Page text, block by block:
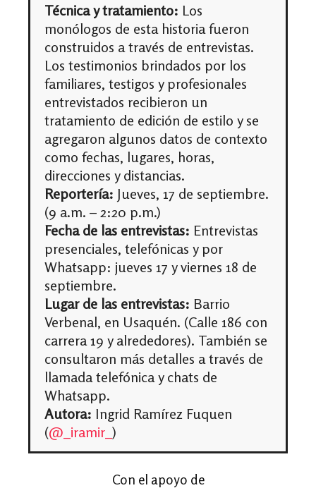
Técnica y tratamiento: Los
monólogos de esta historia fueron
construidos a través de entrevistas.
Los testimonios brindados por los
familiares, testigos y profesionales
entrevistados recibieron un
tratamiento de edición de estilo y se
agregaron algunos datos de contexto
como fechas, lugares, horas,
direcciones y distancias.
Reportería: Jueves, 17 de septiembre.
(9 a.m. – 2:20 p.m.)
Fecha de las entrevistas: Entrevistas
presenciales, telefónicas y por
Whatsapp: jueves 17 y viernes 18 de
septiembre.
Lugar de las entrevistas: Barrio
Verbenal, en Usaquén. (Calle 186 con
carrera 19 y alrededores). También se
consultaron más detalles a través de
llamada telefónica y chats de
Whatsapp.
Autora: Ingrid Ramírez Fuquen
(@_iramir_ )
Con el apoyo de